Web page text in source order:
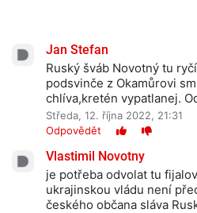
Jan Stefan
Ruský šváb Novotný tu
podsvinče z Okamůrovi
chlíva,kretén vypatlanej.
Středa, 12. října 2022, 21:31
Odpovědět
Vlastimil Novotny
je potřeba odvolat tu
ukrajinskou vládu není
českého občana sláva